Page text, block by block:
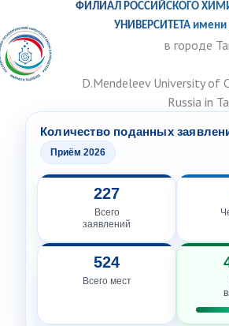
ФИЛИАЛ РОССИЙСКОГО
УНИВЕРСИТЕТА
в городе
D.Mendeleev University of
Russia in
Количество поданных
Приём 2026
227
Всего
заявлений
524
Всего мест